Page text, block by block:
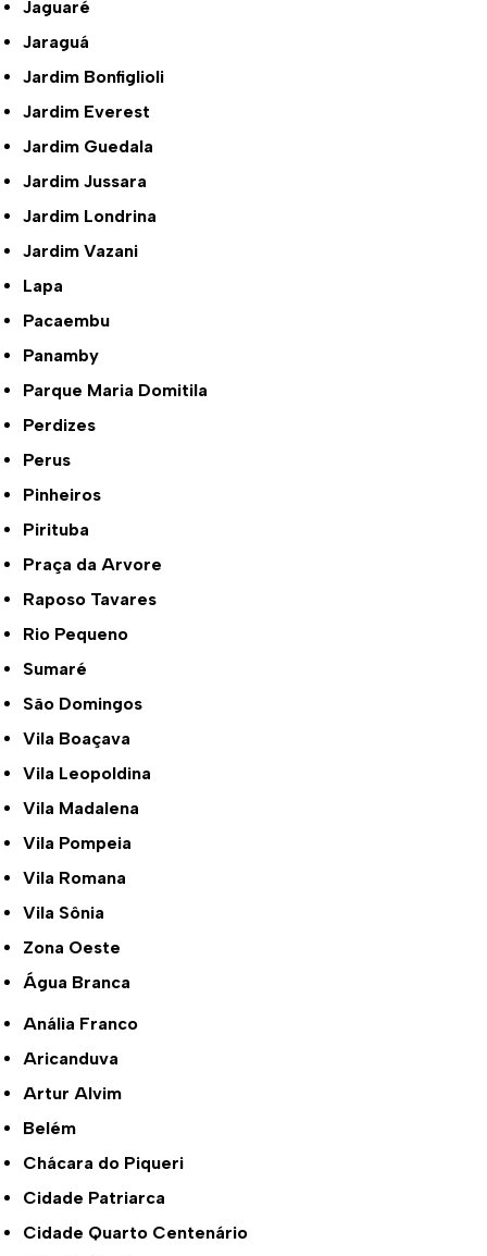
Jaguaré
Jaraguá
Jardim Bonfiglioli
Jardim Everest
Jardim Guedala
Jardim Jussara
Jardim Londrina
Jardim Vazani
Lapa
Pacaembu
Panamby
Parque Maria Domitila
Perdizes
Perus
Pinheiros
Pirituba
Praça da Arvore
Raposo Tavares
Rio Pequeno
Sumaré
São Domingos
Vila Boaçava
Vila Leopoldina
Vila Madalena
Vila Pompeia
Vila Romana
Vila Sônia
Zona Oeste
Água Branca
Anália Franco
Aricanduva
Artur Alvim
Belém
Chácara do Piqueri
Cidade Patriarca
Cidade Quarto Centenário